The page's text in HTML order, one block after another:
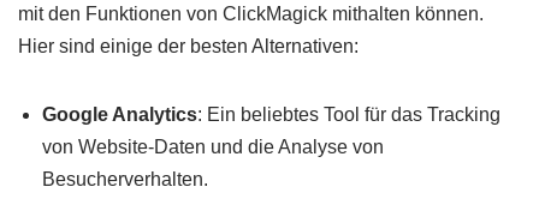
mit den Funktionen von ClickMagick mithalten können.
Hier sind einige der besten Alternativen:
Google Analytics: Ein beliebtes Tool für das Tracking
von Website-Daten und die Analyse von
Besucherverhalten.